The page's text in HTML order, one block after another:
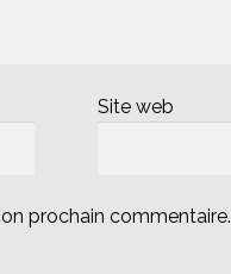
Site web
prochain commentaire.